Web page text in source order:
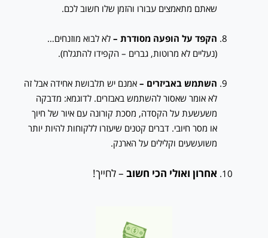
שאתם מתאמצים עבורו והזמן שלו חשוב לכם.
הקפד על הופעה מסודרת – לא לבוא מוזנחים…
(נעליים לא מרוטות, גברים – הקפידו להתגלח).
השתמש באביזרים – אמנם יש תלבושת אחידה אבל זה
לא אומר שאסור להשתמש באבזרים. לדוגמא: מדבקה
משעשעת על הקסדה, מסכת קורונה עם איור של חיוך
או מסר חיובי. דברים קטנים שיעזרו ללקוחות להיות יותר
משועשעים וקלילים על הארנק.
אחרון ואולי הכי חשוב – לחייך!